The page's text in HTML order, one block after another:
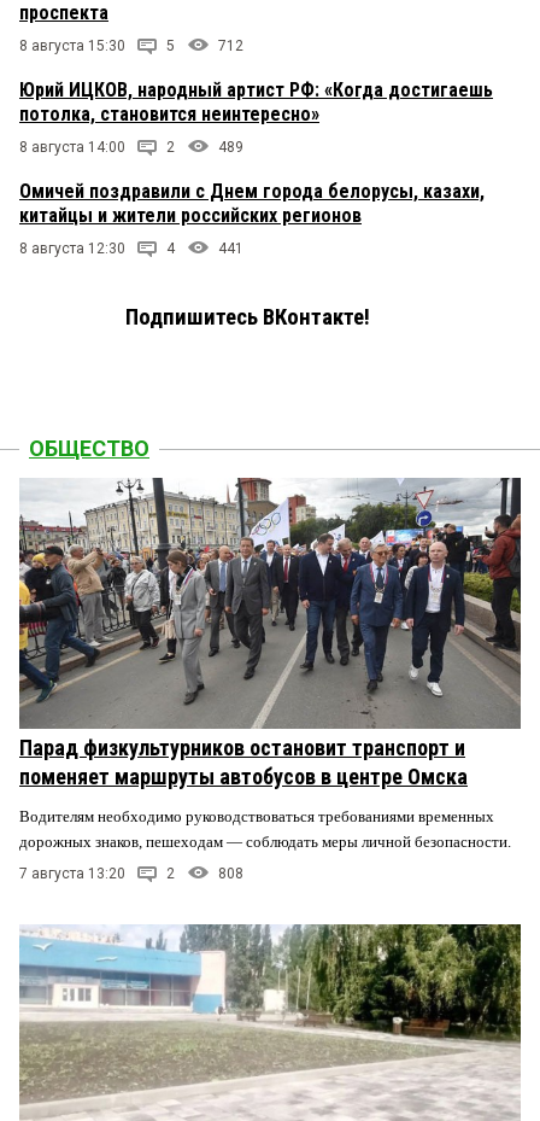
проспекта
8 августа 15:30 5 712
Юрий ИЦКОВ, народный артист РФ: «Когда достигаешь
потолка, становится неинтересно»
8 августа 14:00 2 489
Омичей поздравили с Днем города белорусы, казахи,
китайцы и жители российских регионов
8 августа 12:30 4 441
Подпишитесь ВКонтакте!
ОБЩЕСТВО
Парад физкультурников остановит транспорт и
поменяет маршруты автобусов в центре Омска
Водителям необходимо руководствоваться требованиями временных
дорожных знаков, пешеходам — соблюдать меры личной безопасности.
7 августа 13:20 2 808